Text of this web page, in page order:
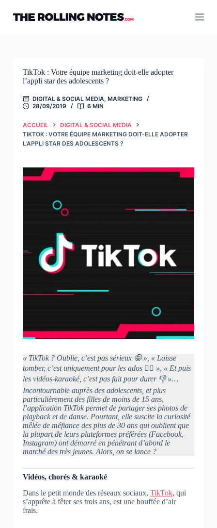
contenu
TikTok : Votre équipe marketing doit-elle adopter
l’appli star des adolescents ?
DIGITAL & SOCIAL MEDIA, MARKETING
28/09/2019
6 MIN
ACCUEIL
DIGITAL & SOCIAL MEDIA
TIKTOK : VOTRE ÉQUIPE MARKETING DOIT-ELLE ADOPTER
L’APPLI STAR DES ADOLESCENTS ?
« TikTok ? Oublie, c’est pas sérieux 🤪 », « Laisse
tomber, c’est uniquement pour les ados 🙅‍♂️ », « Et puis
les vidéos-karaoké, c’est pas fait pour durer 👎 »…
Incontournable auprès des adolescents, et plus
particulièrement des filles de moins de 15 ans,
l’application TikTok permet de partager ses photos de
playback et de danse. Pourtant, elle suscite la curiosité
mêlée de méfiance des plus de 30 ans qui oublient que
la plupart de leurs plateformes préférées (Facebook,
Instagram) ont démarré en pénétrant d’abord le
marché des très jeunes. Alors, on se lance ?
Vidéos, chorés & karaoké
Dans le petit monde des réseaux sociaux, TikTok, qui
s’apprête à fêter ses trois ans, est une bouffée d’air
frais.